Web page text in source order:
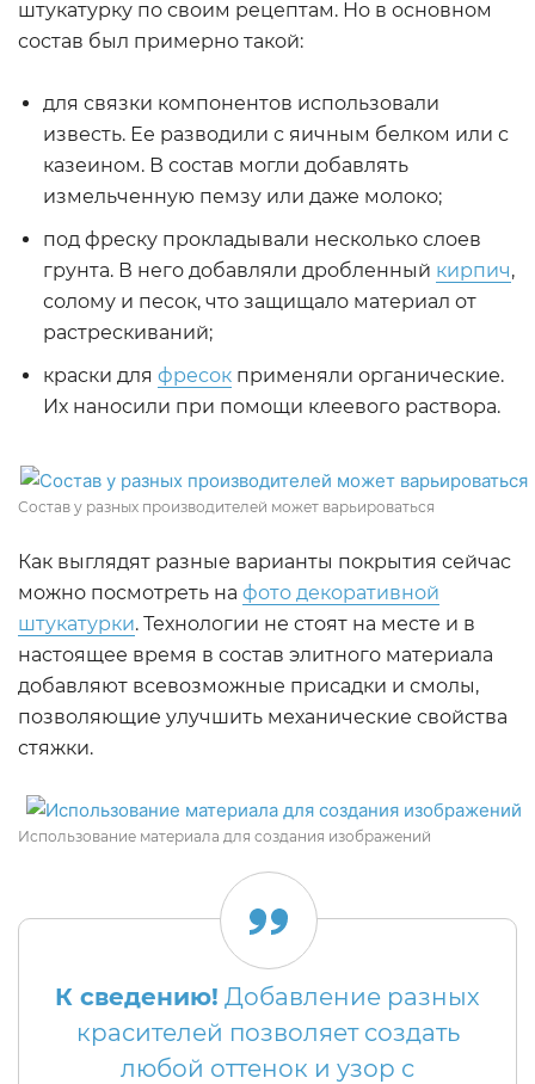
штукатурку по своим рецептам. Но в основном
состав был примерно такой:
для связки компонентов использовали
известь. Ее разводили с яичным белком или с
казеином. В состав могли добавлять
измельченную пемзу или даже молоко;
под фреску прокладывали несколько слоев
грунта. В него добавляли дробленный кирпич,
солому и песок, что защищало материал от
растрескиваний;
краски для фресок применяли органические.
Их наносили при помощи клеевого раствора.
Состав у разных производителей может варьироваться
Как выглядят разные варианты покрытия сейчас
можно посмотреть на фото декоративной
штукатурки. Технологии не стоят на месте и в
настоящее время в состав элитного материала
добавляют всевозможные присадки и смолы,
позволяющие улучшить механические свойства
стяжки.
Использование материала для создания изображений
К сведению! Добавление разных
красителей позволяет создать
любой оттенок и узор с